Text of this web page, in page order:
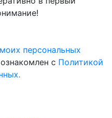
персональных
с Политикой